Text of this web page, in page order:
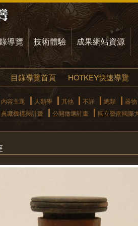
導覽 技術體驗 成果網站資源
目錄導覽首頁 HOTKEY快速導覽
內容主題 人類學 其他 不詳 總類
器物
典藏機構與計畫 公開徵選計畫 國立暨南國際